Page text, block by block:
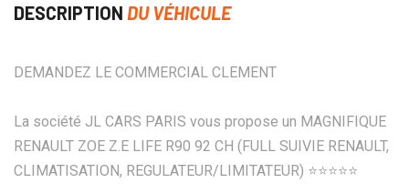
DESCRIPTION DU VÉHICULE
DEMANDEZ LE COMMERCIAL CLEMENT
La société JL CARS PARIS vous propose un MAGNIFIQUE
RENAULT ZOE Z.E LIFE R90 92 CH (FULL SUIVIE RENAULT,
CLIMATISATION, REGULATEUR/LIMITATEUR) ⭐️⭐️⭐️⭐️⭐️